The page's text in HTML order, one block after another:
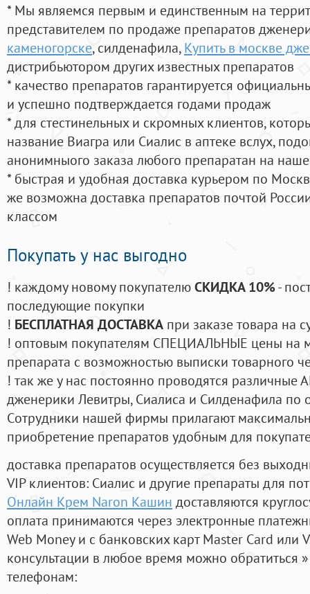
* Мы являемся первым и единственным на
представителем по продаже препаратов
каменогорске, силденафила, Купить в москве
дистрибьютором других известных препаратов
* качество препаратов гарантируется
и успешно подтверждается годами продаж
* для стестинельных и скромных клиентов,
название Виагра или Сиалис в аптеке вслух,
анонимныого заказа любого препаратан на
* быстрая и удобная доставка курьером по
же возможна доставка препаратов почтой
классом
Покупать у нас выгодно
! каждому новому покупателюСКИДКА 10%-
последующие покупки
! БЕСПЛАТНАЯ ДОСТАВКА при заказе товара на
! оптовым покупателям СПЕЦИАЛЬНЫЕ цены на
препарата с возможностью выписки товарного
! так же у нас постоянно проводятся
дженерики Левитры, Сиалиса и Силденафила по
Cотрудники нашей фирмы прилагают
приобретение препаратов удобным для
доставка препаратов осуществляется без
VIP клиентов: Сиалис и другие препараты для
Онлайн Крем Naron Кашин доставляются
оплата принимаются через электронные
Web Money и с банковских карт Master Card или
консультации в любое время можно обратиться
телефонам: